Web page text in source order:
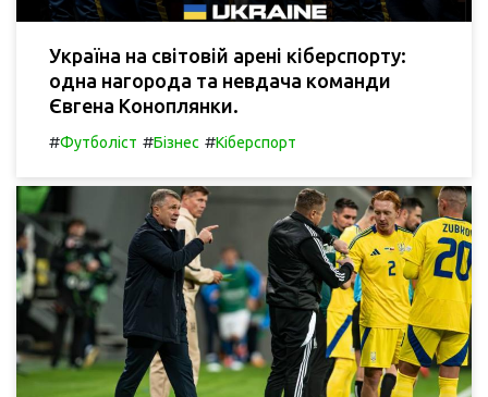
Україна на світовій арені кіберспорту:
одна нагорода та невдача команди
Євгена Коноплянки.
#Футболіст #Бізнес #Кіберспорт